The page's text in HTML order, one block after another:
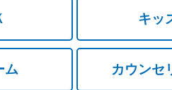
キッ
ム カウンセ